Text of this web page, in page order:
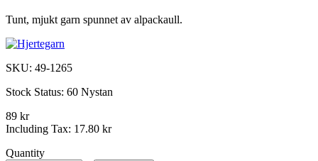
Tunt, mjukt garn spunnet av alpackaull.
SKU: 49-1265
Stock Status: 60 Nystan
89 kr
Including Tax: 17.80 kr
Quantity